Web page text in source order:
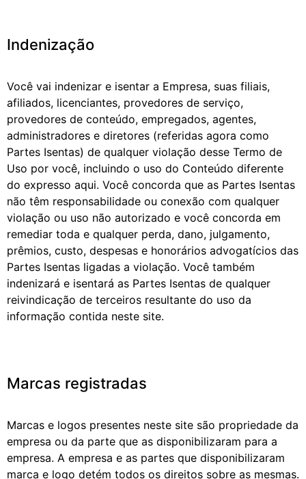
Indenização
Você vai indenizar e isentar a Empresa, suas filiais,
afiliados, licenciantes, provedores de serviço,
provedores de conteúdo, empregados, agentes,
administradores e diretores (referidas agora como
Partes Isentas) de qualquer violação desse Termo de
Uso por você, incluindo o uso do Conteúdo diferente
do expresso aqui. Você concorda que as Partes Isentas
não têm responsabilidade ou conexão com qualquer
violação ou uso não autorizado e você concorda em
remediar toda e qualquer perda, dano, julgamento,
prêmios, custo, despesas e honorários advogatícios das
Partes Isentas ligadas a violação. Você também
indenizará e isentará as Partes Isentas de qualquer
reivindicação de terceiros resultante do uso da
informação contida neste site.
Marcas registradas
Marcas e logos presentes neste site são propriedade da
empresa ou da parte que as disponibilizaram para a
empresa. A empresa e as partes que disponibilizaram
marca e logo detém todos os direitos sobre as mesmas.